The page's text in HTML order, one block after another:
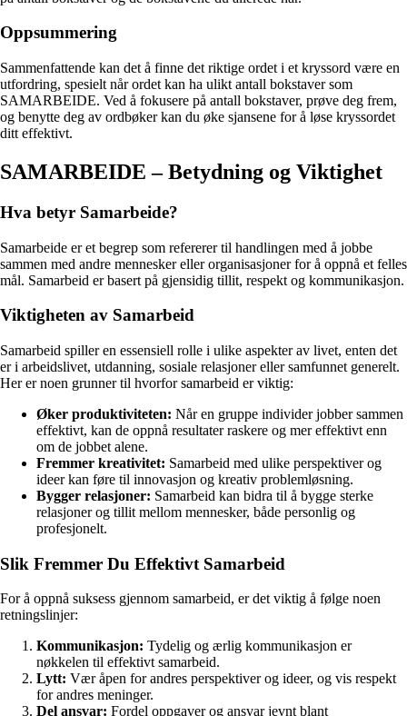
Oppsummering
Sammenfattende kan det å finne det riktige ordet i et kryssord være en
utfordring, spesielt når ordet kan ha ulikt antall bokstaver som
SAMARBEIDE. Ved å fokusere på antall bokstaver, prøve deg frem,
og benytte deg av ordbøker kan du øke sjansene for å løse kryssordet
ditt effektivt.
SAMARBEIDE – Betydning og Viktighet
Hva betyr Samarbeide?
Samarbeide er et begrep som refererer til handlingen med å jobbe
sammen med andre mennesker eller organisasjoner for å oppnå et felles
mål. Samarbeid er basert på gjensidig tillit, respekt og kommunikasjon.
Viktigheten av Samarbeid
Samarbeid spiller en essensiell rolle i ulike aspekter av livet, enten det
er i arbeidslivet, utdanning, sosiale relasjoner eller samfunnet generelt.
Her er noen grunner til hvorfor samarbeid er viktig:
Øker produktiviteten: Når en gruppe individer jobber sammen
effektivt, kan de oppnå resultater raskere og mer effektivt enn
om de jobbet alene.
Fremmer kreativitet: Samarbeid med ulike perspektiver og
ideer kan føre til innovasjon og kreativ problemløsning.
Bygger relasjoner: Samarbeid kan bidra til å bygge sterke
relasjoner og tillit mellom mennesker, både personlig og
profesjonelt.
Slik Fremmer Du Effektivt Samarbeid
For å oppnå suksess gjennom samarbeid, er det viktig å følge noen
retningslinjer:
Kommunikasjon: Tydelig og ærlig kommunikasjon er
nøkkelen til effektivt samarbeid.
Lytt: Vær åpen for andres perspektiver og ideer, og vis respekt
for andres meninger.
Del ansvar: Fordel oppgaver og ansvar jevnt blant